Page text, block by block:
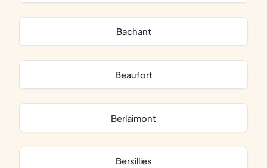
Bachant
Beaufort
Berlaimont
Bersillies